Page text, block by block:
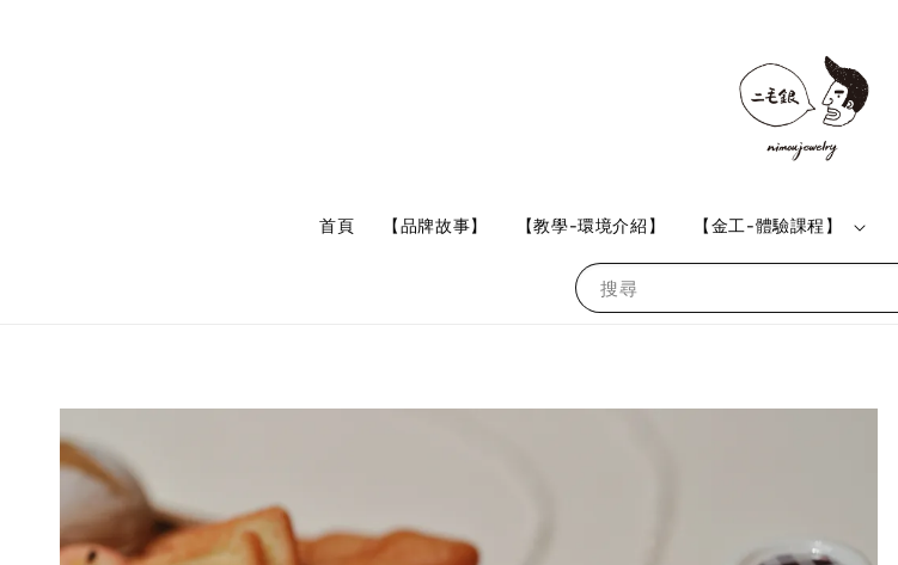
搜尋
首頁 【品牌故事】 【教學-環境介紹】 【金工-體驗課程】